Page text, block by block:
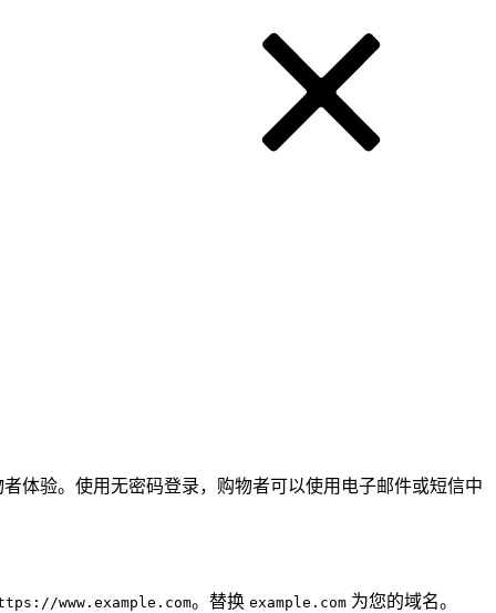
体验。使用无密码登录，购物者可以使用电子邮件或短信中
www.example.com。替换 example.com 为您的域名。